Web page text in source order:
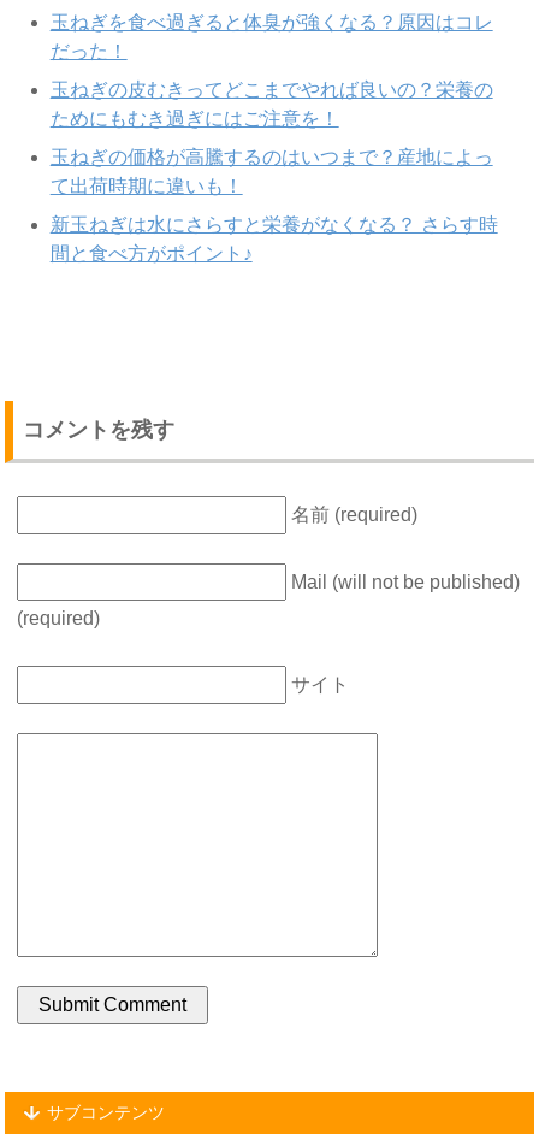
玉ねぎを食べ過ぎると体臭が強くなる？原因はコレ
だった！
玉ねぎの皮むきってどこまでやれば良いの？栄養の
ためにもむき過ぎにはご注意を！
玉ねぎの価格が高騰するのはいつまで？産地によっ
て出荷時期に違いも！
新玉ねぎは水にさらすと栄養がなくなる？ さらす時
間と食べ方がポイント♪
コメントを残す
名前 (required)
Mail (will not be published)
(required)
サイト
サブコンテンツ